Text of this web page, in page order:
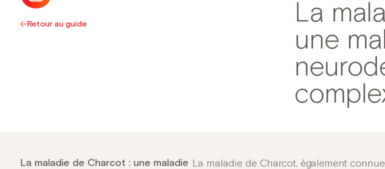
Retour au guide
La
une
La maladie de Charcot : une maladie La maladie de Charcot, également